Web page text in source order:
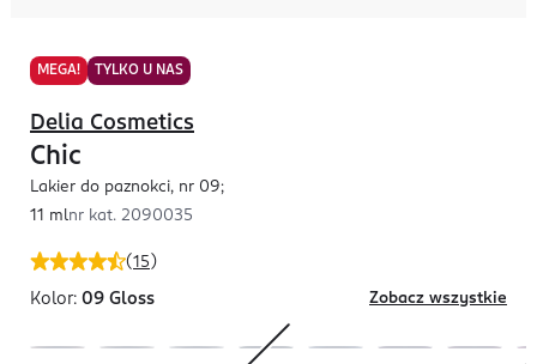
MEGA! TYLKO U NAS
(15 )
Delia Cosmetics
Chic
Lakier do paznokci, nr 09;
11 mlnr kat. 2090035
Kolor: 09 Gloss Zobacz wszystkie